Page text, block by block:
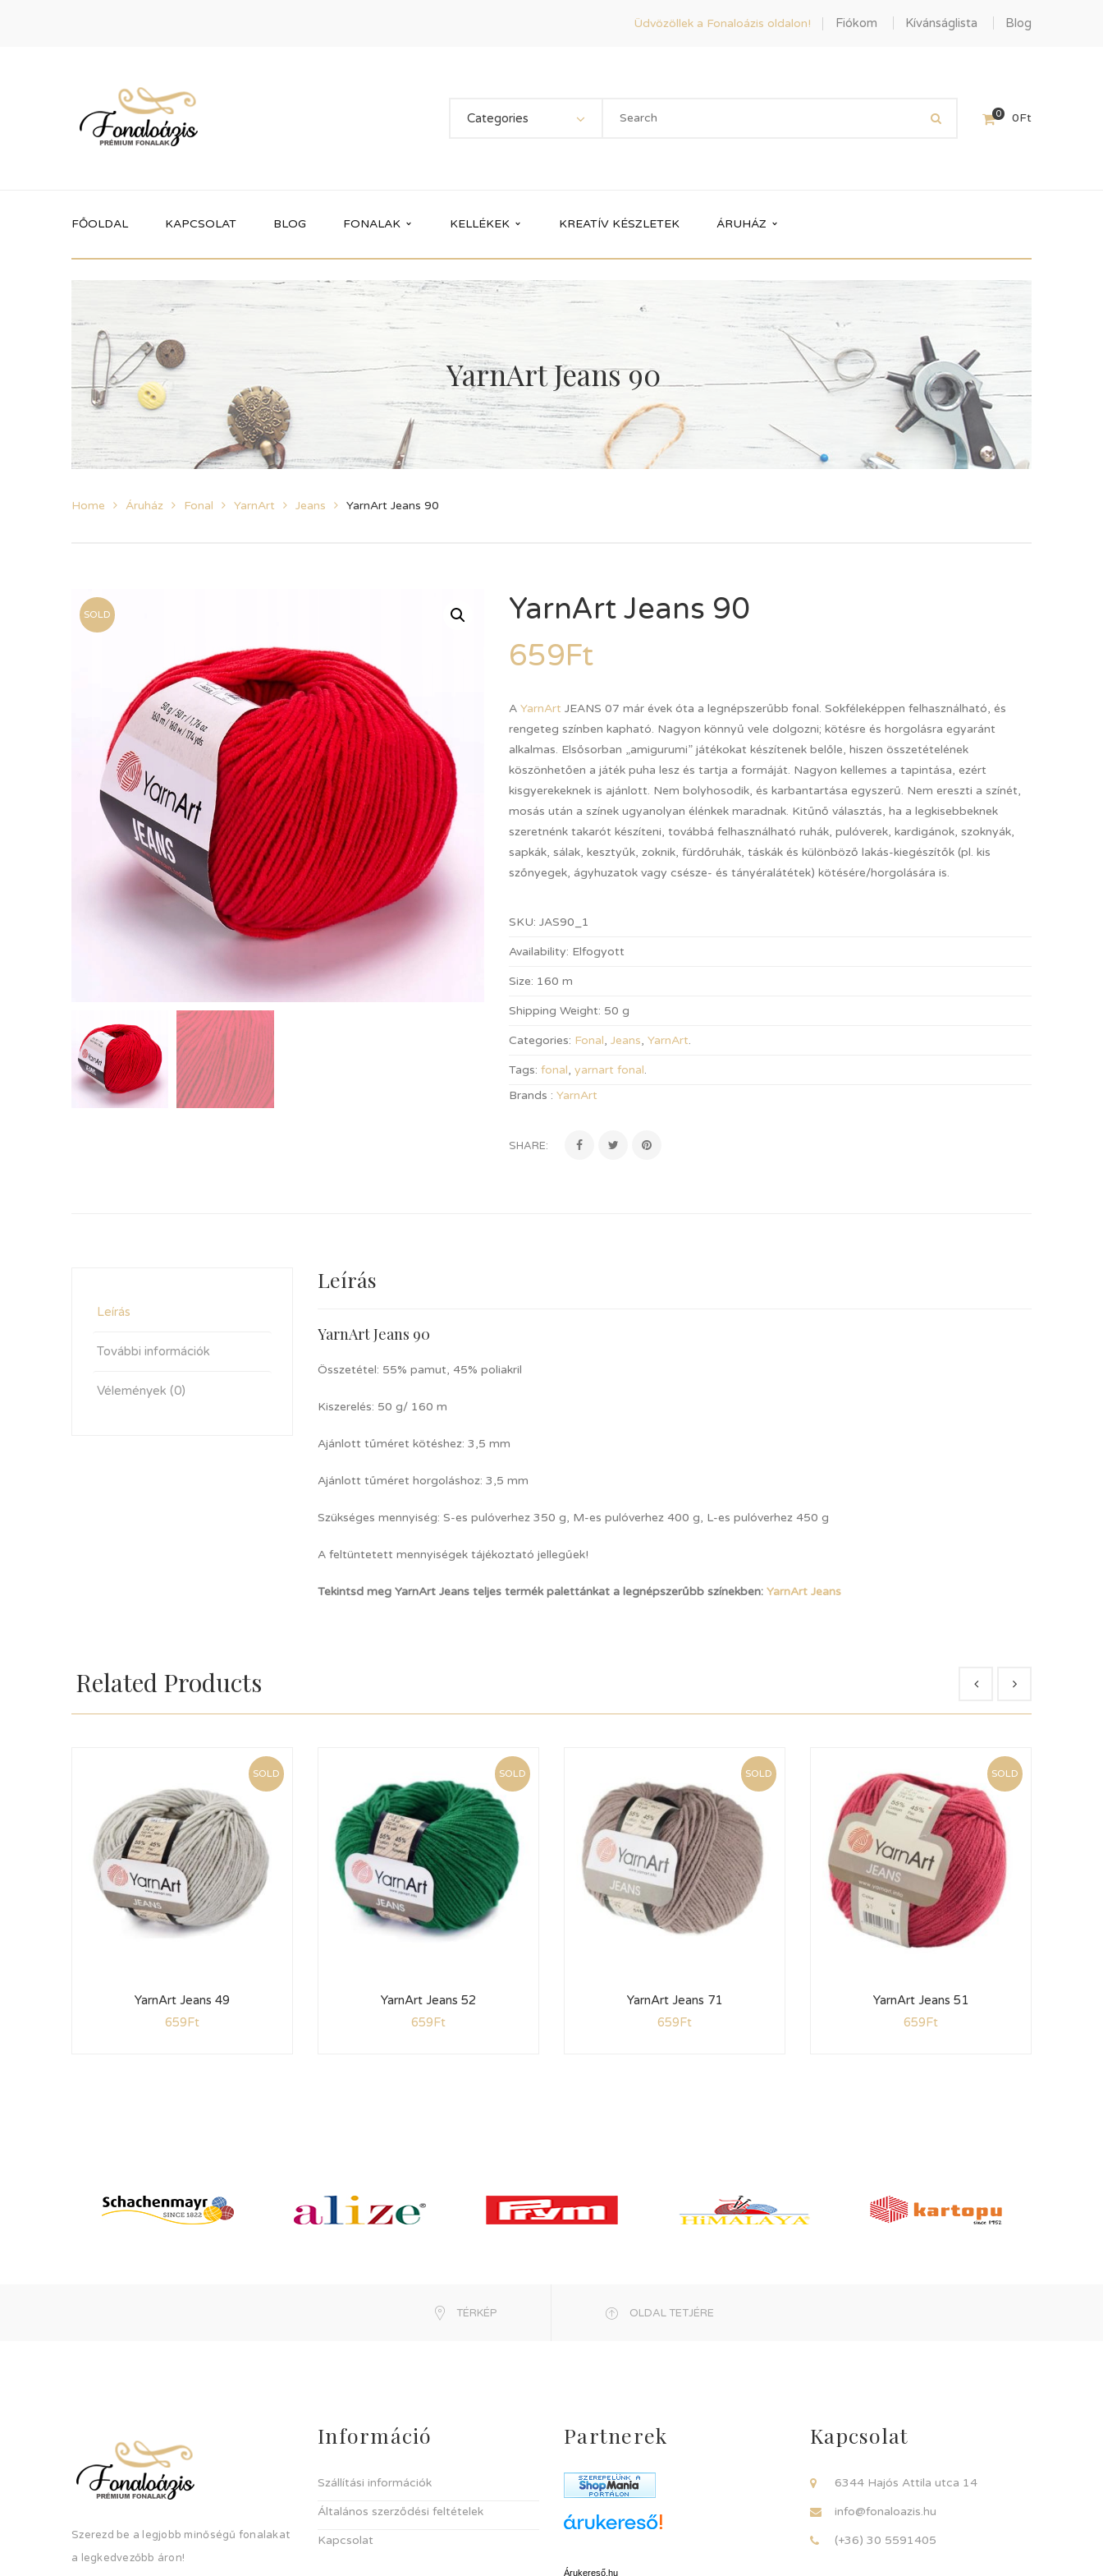
Üdvözöllek a Fonaloázis oldalon! Fiókom Kívánságlista Blog
Categories 0 0Ft
FŐOLDAL KAPCSOLAT BLOG FONALAK KELLÉKEK KREATÍV KÉSZLETEK ÁRUHÁZ
Itt megtalálhatod a fonaloázis által
forgalmazott összes terméket
YarnArt Jeans 90
Home Áruház Fonal YarnArt Jeans YarnArt Jeans 90
SOLD
YarnArt Jeans 90
659Ft
AYarnArt JEANS 07 már évek óta a legnépszerűbb fonal. Sokféleképpen felhasználható, és
rengeteg színben kapható. Nagyon könnyű vele dolgozni; kötésre és horgolásra egyaránt
alkalmas. Elsősorban „amigurumi” játékokat készítenek belőle, hiszen összetételének
köszönhetően a játék puha lesz és tartja a formáját. Nagyon kellemes a tapintása, ezért
kisgyerekeknek is ajánlott. Nem bolyhosodik, és karbantartása egyszerű. Nem ereszti a színét,
mosás után a színek ugyanolyan élénkek maradnak. Kitűnő választás, ha a legkisebbeknek
szeretnénk takarót készíteni, továbbá felhasználható ruhák, pulóverek, kardigánok, szoknyák,
sapkák, sálak, kesztyűk, zoknik, fürdőruhák, táskák és különböző lakás-kiegészítők (pl. kis
szőnyegek, ágyhuzatok vagy csésze- és tányéralátétek) kötésére/horgolására is.
SKU: JAS90_1
Availability: Elfogyott
Size: 160 m
Shipping Weight: 50 g
Categories: Fonal,Jeans,YarnArt.
Tags: fonal,yarnart fonal.
Brands :YarnArt
SHARE:
Leírás
További információk
Vélemények (0)
Leírás
YarnArt Jeans 90
Összetétel: 55% pamut, 45% poliakril
Kiszerelés: 50 g/ 160 m
Ajánlott tűméret kötéshez: 3,5 mm
Ajánlott tűméret horgoláshoz: 3,5 mm
Szükséges mennyiség: S-es pulóverhez 350 g, M-es pulóverhez 400 g, L-es pulóverhez 450 g
A feltüntetett mennyiségek tájékoztató jellegűek!
Tekintsd meg YarnArt Jeans teljes termék palettánkat a legnépszerűbb színekben: YarnArt Jeans
Related Products
SOLD
YarnArt Jeans 49
659Ft
SOLD
YarnArt Jeans 52
659Ft
SOLD
YarnArt Jeans 71
659Ft
SOLD
YarnArt Jeans 51
659Ft
TÉRKÉP OLDAL TETJÉRE
Szerezd be a legjobb minőségű fonalakat
a legkedvezőbb áron!
Információ
Szállítási információk
Általános szerződési feltételek
Kapcsolat
Partnerek
Árukereső.hu
Kapcsolat
6344 Hajós Attila utca 14
info@fonaloazis.hu
(+36) 30 5591405